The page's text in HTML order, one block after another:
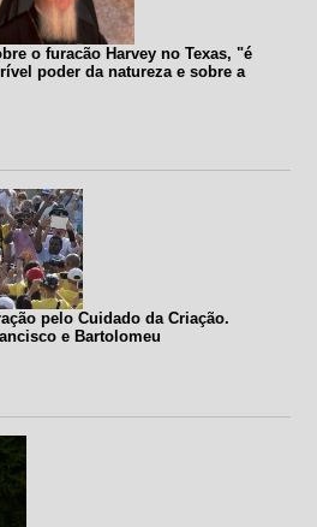
o furacão Harvey no Texas, "é
poder da natureza e sobre a
pelo Cuidado da Criação.
e Bartolomeu